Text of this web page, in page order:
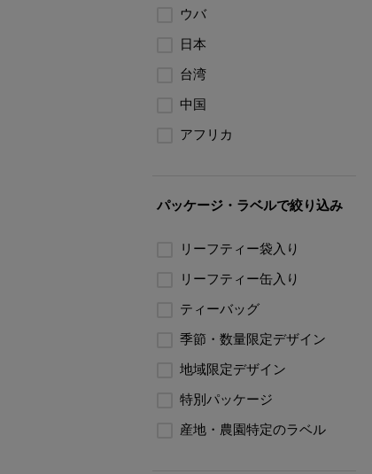
ウバ
日本
台湾
中国
アフリカ
パッケージ・ラベルで絞り込み
リーフティー袋入り
リーフティー缶入り
ティーバッグ
季節・数量限定デザイン
地域限定デザイン
特別パッケージ
産地・農園特定のラベル